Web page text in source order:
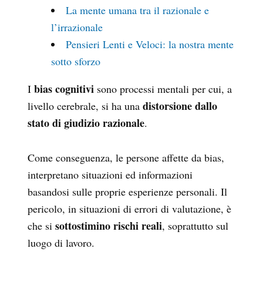
La mente umana tra il razionale e
l’irrazionale
Pensieri Lenti e Veloci: la nostra mente
sotto sforzo
I bias cognitivi sono processi mentali per cui, a
livello cerebrale, si ha una distorsione dallo
stato di giudizio razionale.
Come conseguenza, le persone affette da bias,
interpretano situazioni ed informazioni
basandosi sulle proprie esperienze personali. Il
pericolo, in situazioni di errori di valutazione, è
che si sottostimino rischi reali, soprattutto sul
luogo di lavoro.